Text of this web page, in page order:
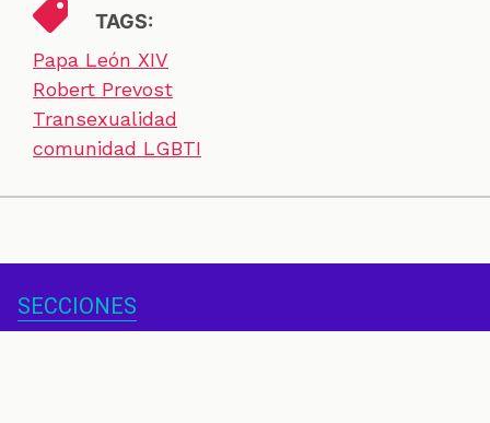
TAGS:
Papa León XIV
Robert Prevost
Transexualidad
comunidad LGBTI
SECCIONES